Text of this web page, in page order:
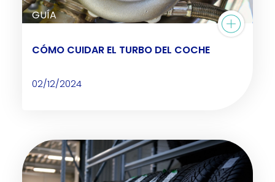
GUÍA
CÓMO CUIDAR EL TURBO DEL COCHE
02/12/2024